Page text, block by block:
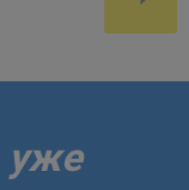
уже